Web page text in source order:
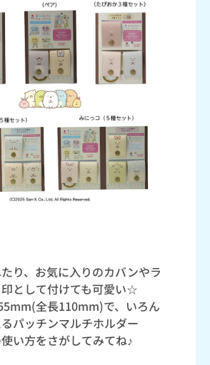
り、お気に入りのカバンやラ
として付けても可愛い☆
全長110mm)で、いろん
パッチンマルチホルダー
い方をさがしてみてね♪